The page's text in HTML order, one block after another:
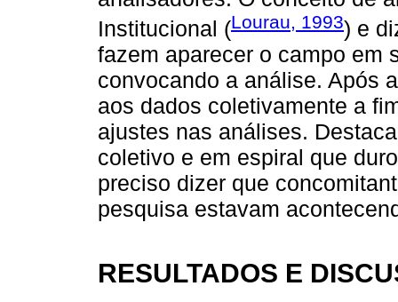
Institucional (Lourau, 1993) e
fazem aparecer o campo em
convocando a análise. Após
aos dados coletivamente a
ajustes nas análises.
coletivo e em espiral que
preciso dizer que
pesquisa estavam
RESULTADOS E